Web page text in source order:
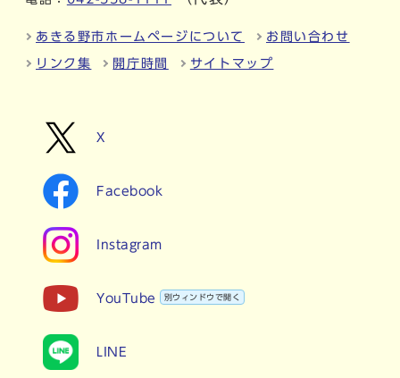
あきる野市ホームページについて お問い合わせ
リンク集 開庁時間 サイトマップ
X
Facebook
Instagram
YouTube 別ウィンドウで開く
LINE